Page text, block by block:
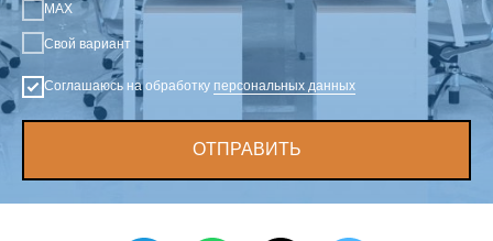
MAX
Свой вариант
Соглашаюсь на обработку персональных данных
ОТПРАВИТЬ